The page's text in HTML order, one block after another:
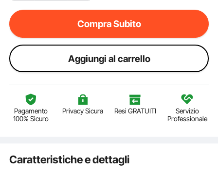
Compra Subito
Aggiungi al carrello
Pagamento
100% Sicuro
Privacy Sicura Resi GRATUITI
Servizio
Professionale
Caratteristiche e dettagli